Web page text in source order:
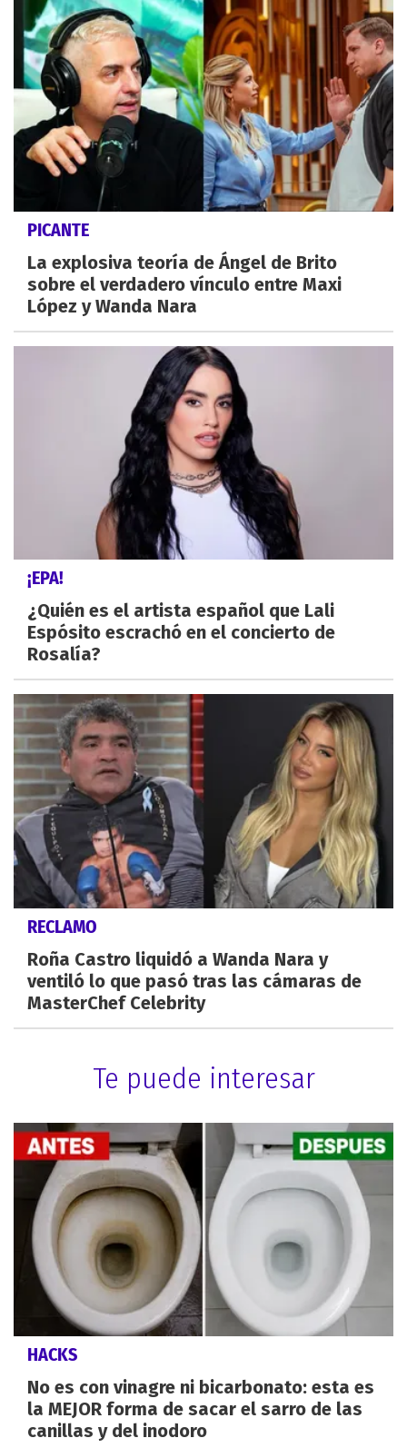
PICANTE
La explosiva teoría de Ángel de Brito
sobre el verdadero vínculo entre Maxi
López y Wanda Nara
¡EPA!
¿Quién es el artista español que Lali
Espósito escrachó en el concierto de
Rosalía?
RECLAMO
Roña Castro liquidó a Wanda Nara y
ventiló lo que pasó tras las cámaras de
MasterChef Celebrity
Te puede interesar
HACKS
No es con vinagre ni bicarbonato: esta es
la MEJOR forma de sacar el sarro de las
canillas y del inodoro